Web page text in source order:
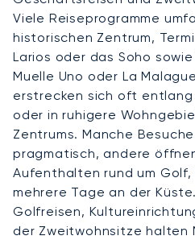
Viele Reiseprogramme
historischen Zentrum,
Larios oder das Soho
Muelle Uno oder La
erstrecken sich oft
oder in ruhigere
Zentrums. Manche
pragmatisch, andere
Aufenthalten rund um
mehrere Tage an der
Golfreisen,
der Zweitwohnsitze halten